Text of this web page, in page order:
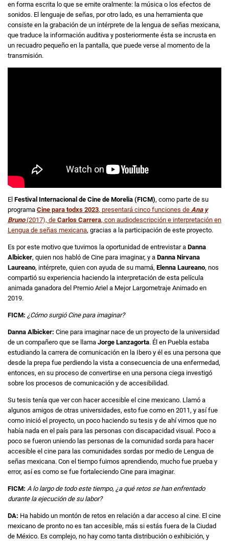
en forma escrita lo que se emite oralmente: la música o los efectos de
sonidos. El lenguaje de señas, por otro lado, es una herramienta que
consiste en la grabación de un intérprete de la lengua de señas mexicana,
que traduce la información auditiva y posteriormente ésta se incrusta en
un recuadro pequeño en la pantalla, que puede verse al momento de la
transmisión.
El Festival Internacional de Cine de Morelia (FICM), como parte de su
programa Cine para todxs 2023, presentará cinco funciones de Ana y
Bruno(2017), de Carlos Carrera, con audiodescripción e interpretación en
Lengua de señas mexicana, gracias a la participación de este proyecto.
Es por este motivo que tuvimos la oportunidad de entrevistar a Danna
Albicker, quien nos habló de Cine para imaginar, y a Danna Nirvana
Laureano, intérprete, quien con ayuda de su mamá, Elenna Laureano, nos
compartió su experiencia haciendo la interpretación de esta película
animada ganadora del Premio Ariel a Mejor Largometraje Animado en
2019.
FICM: ¿Cómo surgió Cine para imaginar?
Danna Albicker: Cine para imaginar nace de un proyecto de la universidad
de un compañero que se llama Jorge Lanzagorta. Él en Puebla estaba
estudiando la carrera de comunicación en la Ibero y él es una persona que
desde la prepa fue perdiendo la vista a consecuencia de una enfermedad,
entonces, en su proceso de convertirse en una persona ciega investigó
sobre los procesos de comunicación y de accesibilidad.
Su tesis tenía que ver con hacer accesible el cine mexicano. Llamó a
algunos amigos de otras universidades, esto fue como en 2011, y así fue
como inició el proyecto, un poco haciendo su tesis y de ahí vimos que no
había nada en el país para las personas con discapacidad visual. Poco a
poco se fueron uniendo las personas de la comunidad sorda para hacer
accesible el cine para las comunidades sordas por medio de Lengua de
señas mexicana. Con el tiempo fuimos aprendiendo, mucho fue prueba y
error, así es como se fue fortaleciendo Cine para imaginar.
FICM: A lo largo de todo este tiempo, ¿a qué retos se han enfrentado
durante la ejecución de su labor?
DA: Ha habido un montón de retos en relación a dar acceso al cine. El cine
mexicano de pronto no es tan accesible, más si estás fuera de la Ciudad
de México. Es complejo, no hay como tanta distribución o exhibición, y